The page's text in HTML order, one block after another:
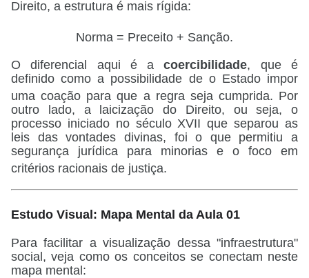
Direito, a estrutura é mais rígida:
Norma = Preceito + Sanção.
O diferencial aqui é acoercibilidade, que é
definido como a possibilidade de o Estado impor
uma coação para que a regra seja cumprida. Por
outro lado, a laicização do Direito, ou seja, o
processo iniciado no século XVII que separou as
leis das vontades divinas, foi o que permitiu a
segurança jurídica para minorias e o foco em
critérios racionais de justiça.
Estudo Visual: Mapa Mental da Aula 01
Para facilitar a visualização dessa "infraestrutura"
social, veja como os conceitos se conectam neste
mapa mental: